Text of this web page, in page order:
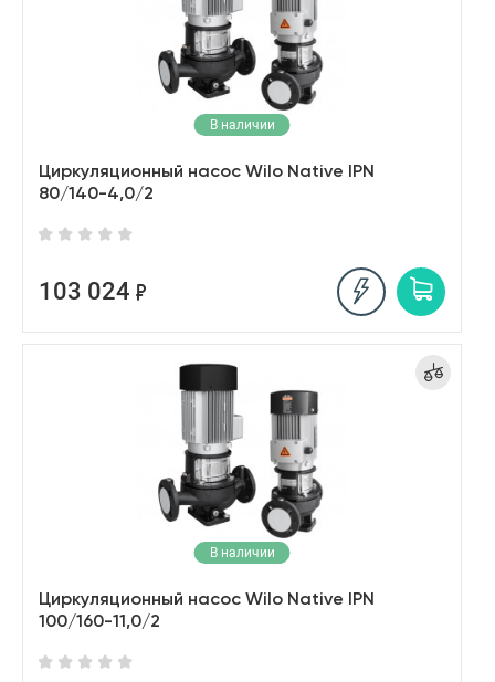
В наличии
Циркуляционный насос Wilo Native IPN
80/140-4,0/2
103 024
В наличии
Циркуляционный насос Wilo Native IPN
100/160-11,0/2